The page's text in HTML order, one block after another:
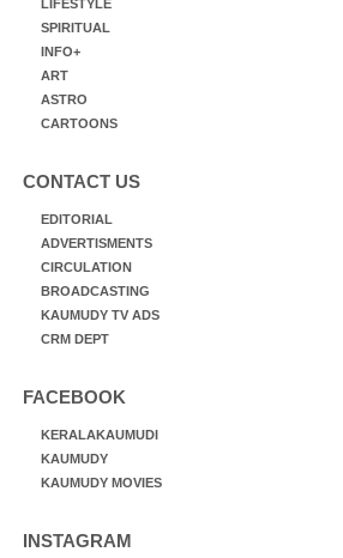
LIFESTYLE
SPIRITUAL
INFO+
ART
ASTRO
CARTOONS
CONTACT US
EDITORIAL
ADVERTISMENTS
CIRCULATION
BROADCASTING
KAUMUDY TV ADS
CRM DEPT
FACEBOOK
KERALAKAUMUDI
KAUMUDY
KAUMUDY MOVIES
INSTAGRAM